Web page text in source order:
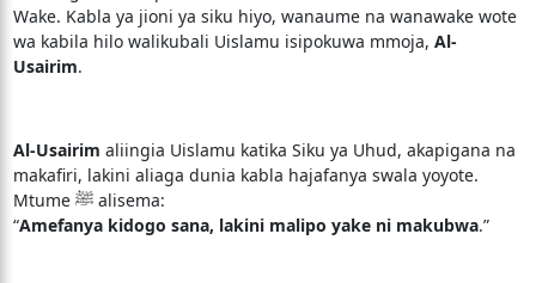
Wake. Kabla ya jioni ya siku hiyo, wanaume na wanawake wote
wa kabila hilo walikubali Uislamu isipokuwa mmoja, Al-
Usairim.
Al-Usairim aliingia Uislamu katika Siku ya Uhud, akapigana na
makafiri, lakini aliaga dunia kabla hajafanya swala yoyote.
Mtume ﷺ alisema:
“Amefanya kidogo sana, lakini malipo yake ni makubwa.”